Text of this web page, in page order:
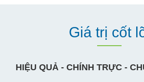
Giá trị cốt
HIỆU QUẢ - CHÍNH TRỰC -